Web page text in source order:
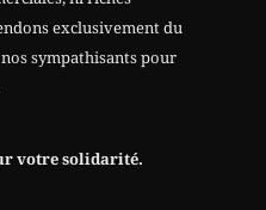
exclusivement du
sympathisants pour
votre solidarité.